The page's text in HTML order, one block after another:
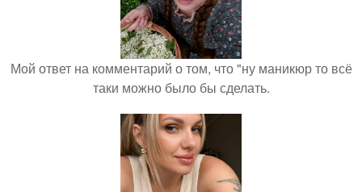
Мой ответ на комментарий о том, что "ну маникюр то всё
таки можно было бы сделать.